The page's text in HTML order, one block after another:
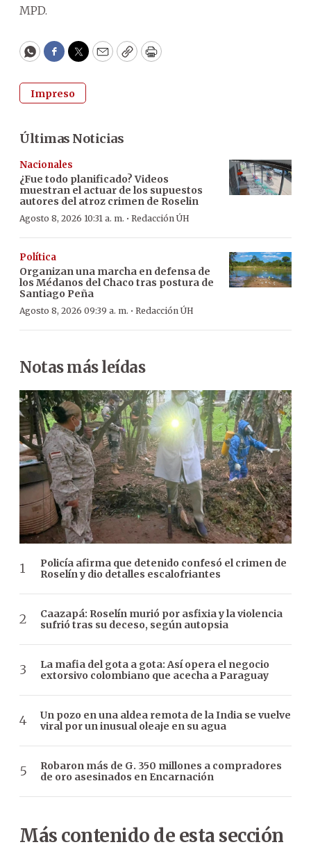
MPD.
WhatsApp
Facebook
Twitter
EmailCopyPrint
Impreso
Últimas Noticias
Nacionales
¿Fue todo planificado? Videos
muestran el actuar de los supuestos
autores del atroz crimen de Roselin
Agosto 8, 2026 10:31 a. m. · Redacción ÚH
Política
Organizan una marcha en defensa de
los Médanos del Chaco tras postura de
Santiago Peña
Agosto 8, 2026 09:39 a. m. · Redacción ÚH
Notas más leídas
Policía afirma que detenido confesó el crimen de
Roselín y dio detalles escalofriantes
Caazapá: Roselín murió por asfixia y la violencia
sufrió tras su deceso, según autopsia
La mafia del gota a gota: Así opera el negocio
extorsivo colombiano que acecha a Paraguay
Un pozo en una aldea remota de la India se vuelve
viral por un inusual oleaje en su agua
Robaron más de G. 350 millones a compradores
de oro asesinados en Encarnación
Más contenido de esta sección